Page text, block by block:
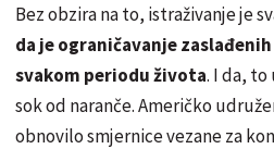
Bez obzira na to, istraživanje je
da je ograničavanje
svakom periodu života. I da,
sok od naranče. Američko
obnovilo smjernice vezane za